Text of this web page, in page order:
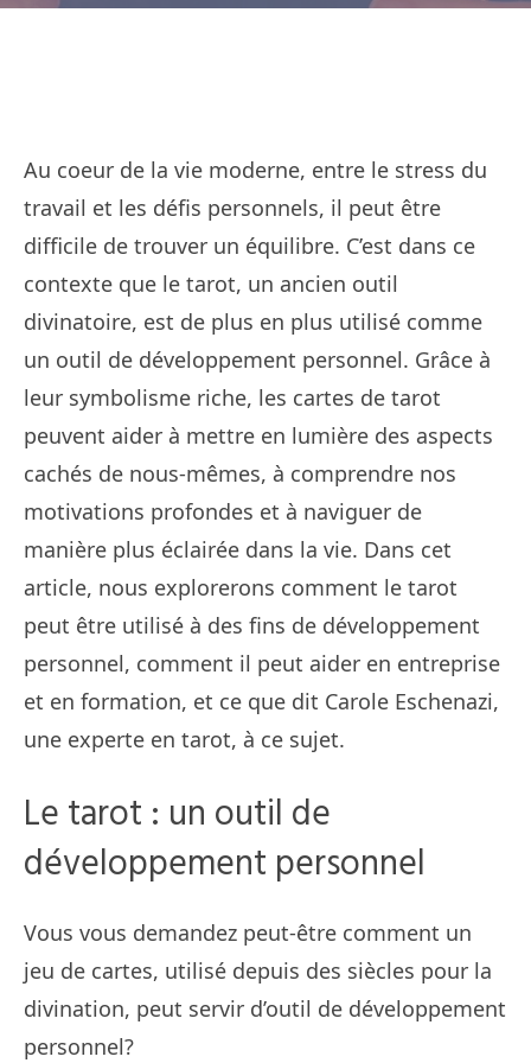
Au coeur de la vie moderne, entre le stress du
travail et les défis personnels, il peut être
difficile de trouver un équilibre. C’est dans ce
contexte que le tarot, un ancien outil
divinatoire, est de plus en plus utilisé comme
un outil de développement personnel. Grâce à
leur symbolisme riche, les cartes de tarot
peuvent aider à mettre en lumière des aspects
cachés de nous-mêmes, à comprendre nos
motivations profondes et à naviguer de
manière plus éclairée dans la vie. Dans cet
article, nous explorerons comment le tarot
peut être utilisé à des fins de développement
personnel, comment il peut aider en entreprise
et en formation, et ce que dit Carole Eschenazi,
une experte en tarot, à ce sujet.
Le tarot : un outil de
développement personnel
Vous vous demandez peut-être comment un
jeu de cartes, utilisé depuis des siècles pour la
divination, peut servir d’outil de développement
personnel?